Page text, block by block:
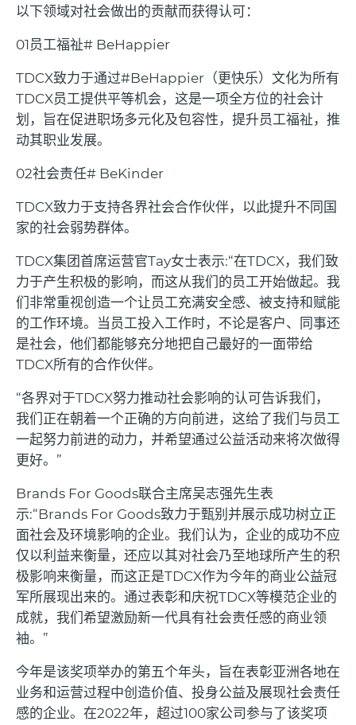
以下领域对社会做出的贡献而获得认可：
01员工福祉# BeHappier
TDCX致力于通过#BeHappier （更快乐）文化为所有
TDCX员工提供平等机会，这是一项全方位的社会计
划，旨在促进职场多元化及包容性，提升员工福祉，推
动其职业发展。
02社会责任# BeKinder
TDCX致力于支持各界社会合作伙伴，以此提升不同国
家的社会弱势群体。
TDCX集团首席运营官Tay女士表示:“在TDCX，我们致
力于产生积极的影响，而这从我们的员工开始做起。我
们非常重视创造一个让员工充满安全感、被支持和赋能
的工作环境。当员工投入工作时，不论是客户、同事还
是社会，他们都能够充分地把自己最好的一面带给
TDCX所有的合作伙伴。
“各界对于TDCX努力推动社会影响的认可告诉我们，
我们正在朝着一个正确的方向前进，这给了我们与员工
一起努力前进的动力，并希望通过公益活动来将次做得
更好。 ”
Brands For Goods联合主席吴志强先生表
示:“Brands For Goods致力于甄别并展示成功树立正
面社会及环境影响的企业。我们认为，企业的成功不应
仅以利益来衡量，还应以其对社会乃至地球所产生的积
极影响来衡量，而这正是TDCX作为今年的商业公益冠
军所展现出来的。通过表彰和庆祝TDCX等模范企业的
成就，我们希望激励新一代具有社会责任感的商业领
袖。 ”
今年是该奖项举办的第五个年头，旨在表彰亚洲各地在
业务和运营过程中创造价值、投身公益及展现社会责任
感的企业。在2022年，超过100家公司参与了该奖项